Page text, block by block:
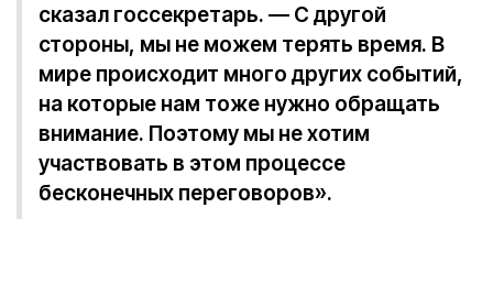
сказал госсекретарь. — С другой
стороны, мы не можем терять время. В
мире происходит много других событий,
на которые нам тоже нужно обращать
внимание. Поэтому мы не хотим
участвовать в этом процессе
бесконечных переговоров».